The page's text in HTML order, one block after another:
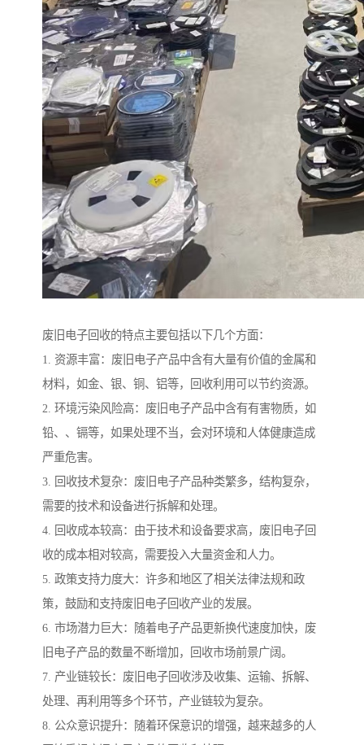
废旧电子回收的特点主要包括以下几个方面：
1. 资源丰富：废旧电子产品中含有大量有价值的金属和
材料，如金、银、铜、铝等，回收利用可以节约资源。
2. 环境污染风险高：废旧电子产品中含有有害物质，如
铅、、镉等，如果处理不当，会对环境和人体健康造成
严重危害。
3. 回收技术复杂：废旧电子产品种类繁多，结构复杂，
需要的技术和设备进行拆解和处理。
4. 回收成本较高：由于技术和设备要求高，废旧电子回
收的成本相对较高，需要投入大量资金和人力。
5. 政策支持力度大：许多和地区了相关法律法规和政
策，鼓励和支持废旧电子回收产业的发展。
6. 市场潜力巨大：随着电子产品更新换代速度加快，废
旧电子产品的数量不断增加，回收市场前景广阔。
7. 产业链较长：废旧电子回收涉及收集、运输、拆解、
处理、再利用等多个环节，产业链较为复杂。
8. 公众意识提升：随着环保意识的增强，越来越多的人